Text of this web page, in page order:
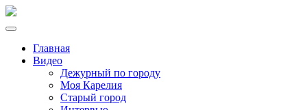
Главная
Видео
Дежурный по городу
Моя Карелия
Старый город